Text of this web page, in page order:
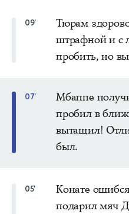
09'
Тюрам
штрафной и с
пробить, но
07'
Мбаппе
пробил в
вытащил!
был.
05'
Конате
подарил мяч